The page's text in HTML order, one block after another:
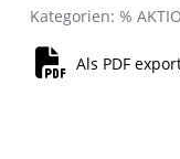
Kategorien: %
Als PDF